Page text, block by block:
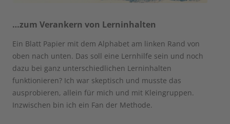
…zum Verankern von Lerninhalten
Ein Blatt Papier mit dem Alphabet am linken Rand von
oben nach unten. Das soll eine Lernhilfe sein und noch
dazu bei ganz unterschiedlichen Lerninhalten
funktionieren? Ich war skeptisch und musste das
ausprobieren, allein für mich und mit Kleingruppen.
Inzwischen bin ich ein Fan der Methode.